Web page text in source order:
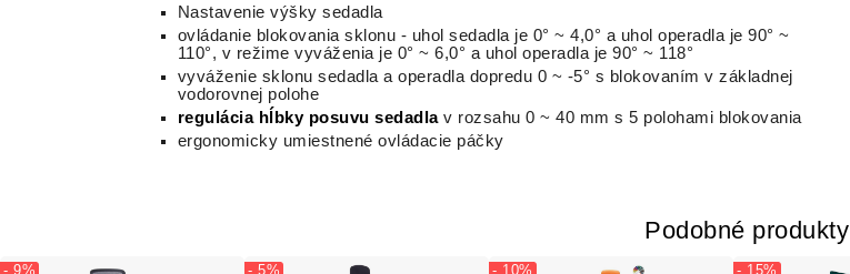
Nastavenie výšky sedadla
ovládanie blokovania sklonu - uhol sedadla je 0° ~ 4,0° a uhol operadla je 90° ~
110°, v režime vyváženia je 0° ~ 6,0° a uhol operadla je 90° ~ 118°
vyváženie sklonu sedadla a operadla dopredu 0 ~ -5° s blokovaním v základnej
vodorovnej polohe
regulácia hĺbky posuvu sedadlav rozsahu 0 ~ 40 mm s 5 polohami blokovania
ergonomicky umiestnené ovládacie páčky
Podobné produkty
- 9% - 5% - 10% - 15%